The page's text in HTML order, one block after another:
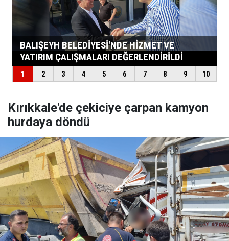
Kırıkkale'de çekiciye çarpan kamyon
hurdaya döndü